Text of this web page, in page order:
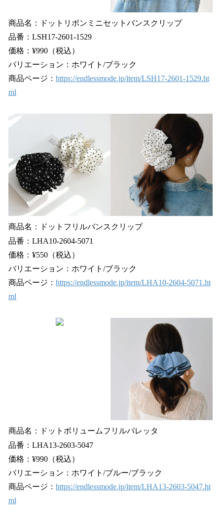
商品名：ドットリボンミニセットバンスクリップ
品番：LSH17-2601-1529
価格：¥990（税込）
バリエーション：ホワイト/ブラック
商品ページ： https://endlessmode.jp/item/LSH17-2601-1529.ht
ml
商品名：ドットフリルバンスクリップ
品番：LHA10-2604-5071
価格：¥550（税込）
バリエーション：ホワイト/ブラック
商品ページ： https://endlessmode.jp/item/LHA10-2604-5071.ht
ml
商品名：ドットボリュームフリルバレッタ
品番：LHA13-2603-5047
価格：¥990（税込）
バリエーション：ホワイト/ブルー/ブラック
商品ページ： https://endlessmode.jp/item/LHA13-2603-5047.ht
ml